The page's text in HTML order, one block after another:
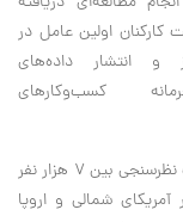
کارکنان اولین عامل در
و انتشار داده‌های
کسب‌وکارهای
به نقل از وب سایت cio، شرکت فورستر با انجام یک نظرسنجی بین ۷ هزار نفر
شمالی و اروپا